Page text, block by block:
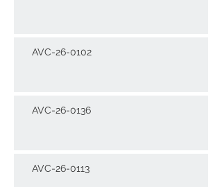
AVC-26-0102
AVC-26-0136
AVC-26-0113